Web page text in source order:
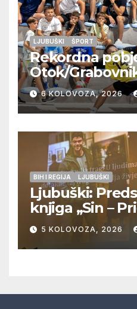
LJUBUŠKI ŠPORT
Rekordna
Otok/
Pregrađa u
Veljaci i
doigravanju,
natjecanje
6 KOLOVOZA, 2026
BIH I REGIJA LJUBUŠKI
Ljubuški:
knjiga „Sin –
dr. sc. Zdenka
5 KOLOVOZA, 2026